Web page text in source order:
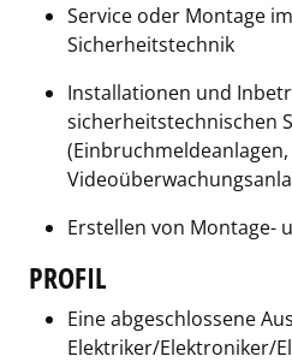
Service oder Montage
Sicherheitstechnik
Installationen und
sicherheitstechnischen
Erstellen von Montage-
PROFIL
Eine abgeschlossene
Elektriker/Elektroniker/